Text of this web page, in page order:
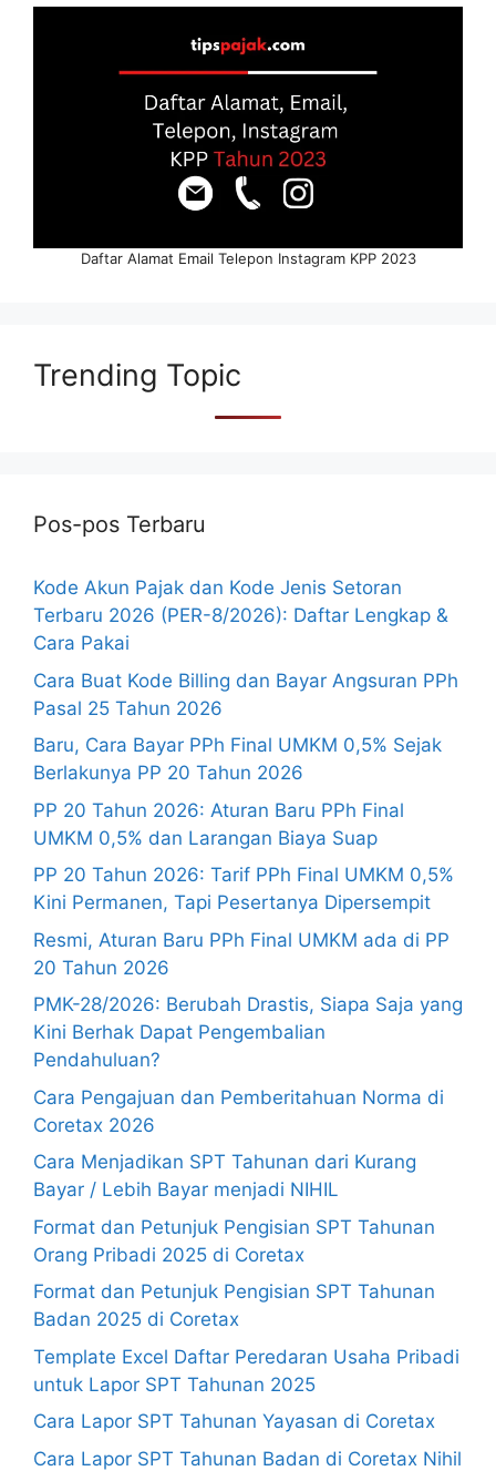
Daftar Alamat Email Telepon Instagram KPP 2023
Trending Topic
Pos-pos Terbaru
Kode Akun Pajak dan Kode Jenis Setoran
Terbaru 2026 (PER-8/2026): Daftar Lengkap &
Cara Pakai
Cara Buat Kode Billing dan Bayar Angsuran PPh
Pasal 25 Tahun 2026
Baru, Cara Bayar PPh Final UMKM 0,5% Sejak
Berlakunya PP 20 Tahun 2026
PP 20 Tahun 2026: Aturan Baru PPh Final
UMKM 0,5% dan Larangan Biaya Suap
PP 20 Tahun 2026: Tarif PPh Final UMKM 0,5%
Kini Permanen, Tapi Pesertanya Dipersempit
Resmi, Aturan Baru PPh Final UMKM ada di PP
20 Tahun 2026
PMK-28/2026: Berubah Drastis, Siapa Saja yang
Kini Berhak Dapat Pengembalian
Pendahuluan?
Cara Pengajuan dan Pemberitahuan Norma di
Coretax 2026
Cara Menjadikan SPT Tahunan dari Kurang
Bayar / Lebih Bayar menjadi NIHIL
Format dan Petunjuk Pengisian SPT Tahunan
Orang Pribadi 2025 di Coretax
Format dan Petunjuk Pengisian SPT Tahunan
Badan 2025 di Coretax
Template Excel Daftar Peredaran Usaha Pribadi
untuk Lapor SPT Tahunan 2025
Cara Lapor SPT Tahunan Yayasan di Coretax
Cara Lapor SPT Tahunan Badan di Coretax Nihil